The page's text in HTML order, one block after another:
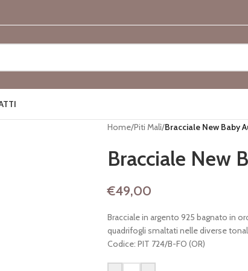
Home/Piti Malì/Bracciale New Baby
Bracciale New
€49,00
Bracciale in argento 925 bagnato in
quadrifogli smaltati nelle diverse
Codice: PIT 724/B-FO (OR)